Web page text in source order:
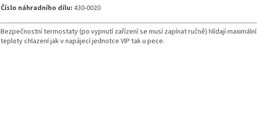
Číslo náhradního dílu: 430-0020
Bezpečnostní termostaty (po vypnutí zařízení se musí zapínat ručně) hlídají maximální
teploty chlazení jak v napájecí jednotce VIP tak u pece.